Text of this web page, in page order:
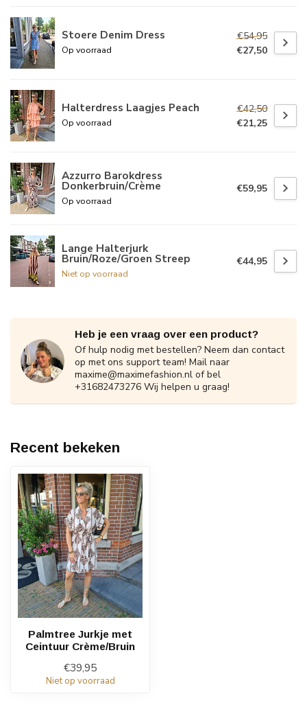
Stoere Denim Dress
Op voorraad
€54,95
€27,50
Halterdress Laagjes Peach
Op voorraad
€42,50
€21,25
Azzurro Barokdress
Donkerbruin/Crème
Op voorraad
€59,95
Lange Halterjurk
Bruin/Roze/Groen Streep
Niet op voorraad
€44,95
Heb je een vraag over een product?
Of hulp nodig met bestellen? Neem dan contact
op met ons support team! Mail naar
maxime@maximefashion.nl of bel
+31682473276 Wij helpen u graag!
Recent bekeken
Palmtree Jurkje met
Ceintuur Crème/Bruin
€39,95
Niet op voorraad